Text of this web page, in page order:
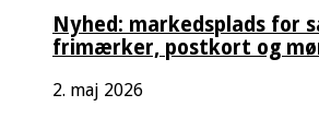
Nyhed: markedsplads for
frimærker, postkort og
2. maj 2026